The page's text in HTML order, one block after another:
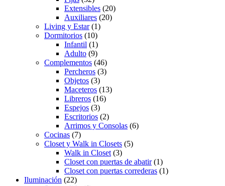
Extensibles (20)
Auxiliares (20)
Living y Estar(1)
Dormitorios (10)
Infantil (1)
Adulto (9)
Complementos (46)
Percheros (3)
Objetos (3)
Maceteros (13)
Libreros (16)
Espejos (3)
Escritorios (2)
Arrimos y Consolas (6)
Cocinas (7)
Closet y Walk in Closets (5)
Walk in Closet (3)
Closet con puertas de abatir(1)
Closet con puertas correderas (1)
Iluminación (22)